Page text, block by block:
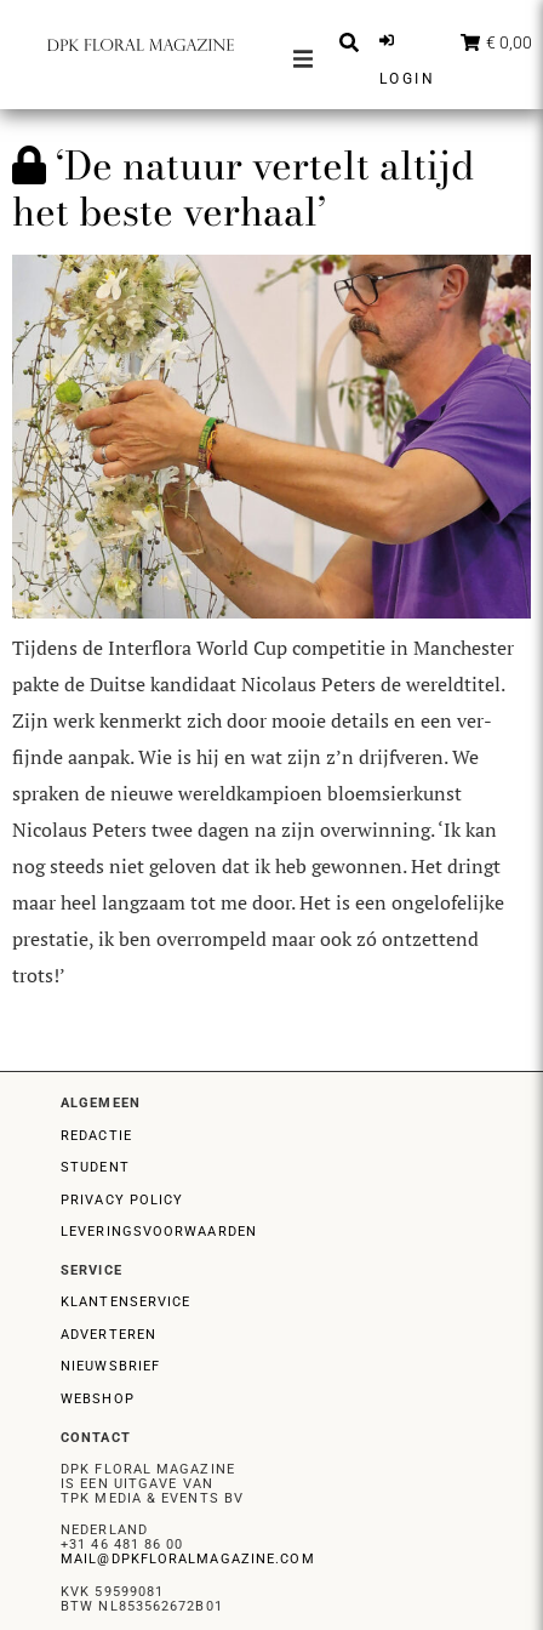
BERICHTEN
SHOP
NEDERLANDS
ABONNEER
LOGIN
€ 0,00
‘De natuur vertelt altijd
het beste verhaal’
Tijdens de Interflora World Cup competitie in Manchester
pakte de Duitse kandidaat Nicolaus Peters de wereldtitel.
Zijn werk kenmerkt zich door mooie details en een ver­
fijnde aanpak. Wie is hij en wat zijn z’n drijfveren. We
spraken de nieuwe wereld­kampioen bloemsierkunst
Nicolaus Peters twee dagen na zijn overwinning. ‘Ik kan
nog steeds niet geloven dat ik heb gewonnen. Het dringt
maar heel langzaam tot me door. Het is een ongelofelijke
prestatie, ik ben overrompeld maar ook zó ontzettend
trots!’
ALGEMEEN
REDACTIE
STUDENT
PRIVACY POLICY
LEVERINGSVOORWAARDEN
SERVICE
KLANTENSERVICE
ADVERTEREN
NIEUWSBRIEF
WEBSHOP
CONTACT
DPK FLORAL MAGAZINE
IS EEN UITGAVE VAN
TPK MEDIA & EVENTS BV
NEDERLAND
+31 46 481 86 00
MAIL@DPKFLORALMAGAZINE.COM
KVK 59599081
BTW NL853562672B01